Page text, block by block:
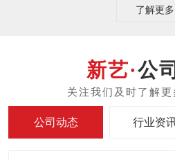
了解更多
公
公司动态 行业资